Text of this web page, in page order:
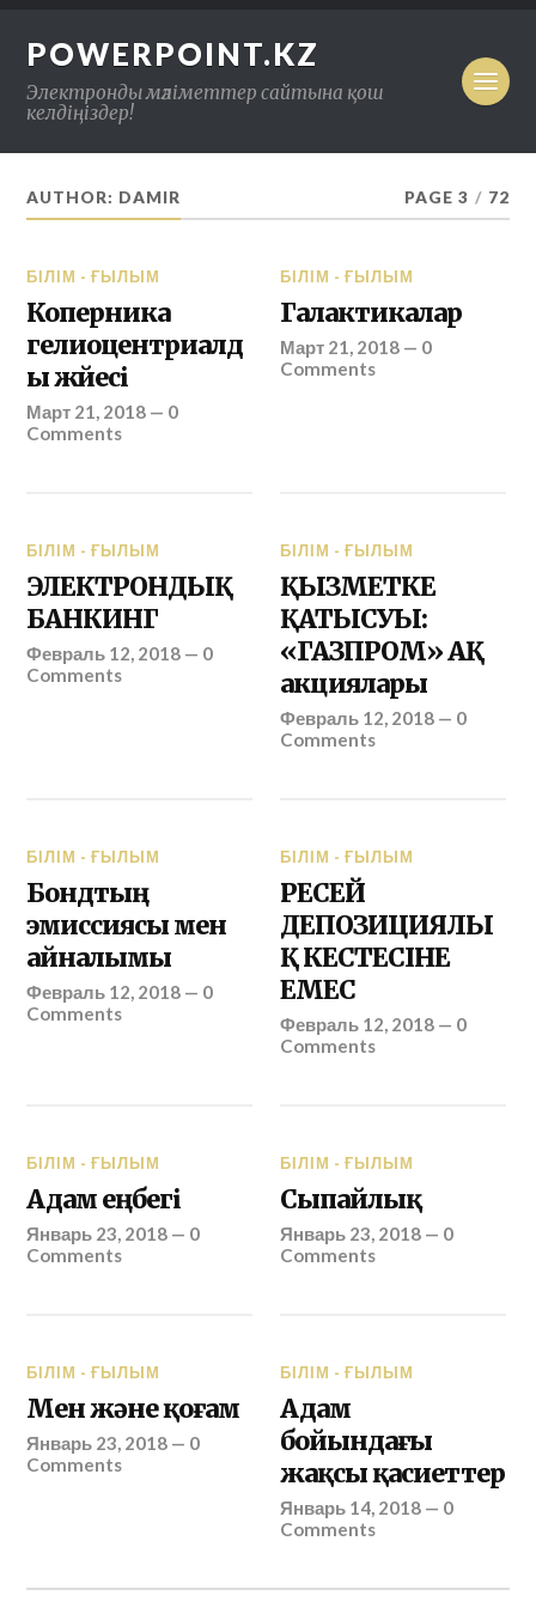
POWERPOINT.KZ
Электронды мәліметтер сайтына қош
келдіңіздер!
AUTHOR: DAMIR PAGE 3 / 72
БІЛІМ - ҒЫЛЫМ
Коперника
гелиоцентриалд
ы жүйесі
Март 21, 2018 — 0
Comments
БІЛІМ - ҒЫЛЫМ
Галактикалар
Март 21, 2018 — 0
Comments
БІЛІМ - ҒЫЛЫМ
ЭЛЕКТРОНДЫҚ
БАНКИНГ
Февраль 12, 2018 — 0
Comments
БІЛІМ - ҒЫЛЫМ
ҚЫЗМЕТКЕ
ҚАТЫСУЫ:
«ГАЗПРОМ» АҚ
акциялары
Февраль 12, 2018 — 0
Comments
БІЛІМ - ҒЫЛЫМ
Бондтың
эмиссиясы мен
айналымы
Февраль 12, 2018 — 0
Comments
БІЛІМ - ҒЫЛЫМ
РЕСЕЙ
ДЕПОЗИЦИЯЛЫ
Қ КЕСТЕСІНЕ
ЕМЕС
Февраль 12, 2018 — 0
Comments
БІЛІМ - ҒЫЛЫМ
Адам еңбегі
Январь 23, 2018 — 0
Comments
БІЛІМ - ҒЫЛЫМ
Сыпайлық
Январь 23, 2018 — 0
Comments
БІЛІМ - ҒЫЛЫМ
Мен және қоғам
Январь 23, 2018 — 0
Comments
БІЛІМ - ҒЫЛЫМ
Адам
бойындағы
жақсы қасиеттер
Январь 14, 2018 — 0
Comments